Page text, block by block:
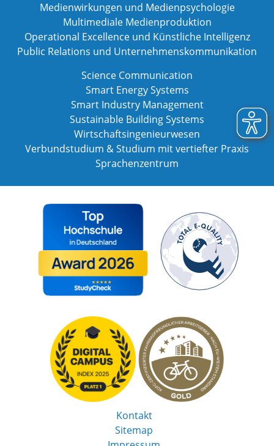
Medienwirkungen und Medienpsychologie
Multimediale Medienproduktion
Operational Excellence und Künstliche Intelligenz
Public Relations und Unternehmenskommunikation
Science Communication
Smart Energy Systems
Smart Industry Management
Sustainable Building Systems
Wirtschaftsingenieurwesen
Verbundstudium & Studium mit vertiefter Praxis
Sprachenzentrum
Kontakt
Sitemap